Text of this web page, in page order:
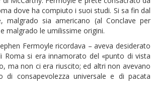
dove ha compiuto i suoi studi. Si sa fin dal
malgrado sia americano (al Conclave per
malgrado le umilissime origini.
Fermoyle ricordava – aveva desiderato
Roma si era innamorato del «punto di vista
ma non ci era riuscito; ed altri non avevano
consapevolezza universale e di pacata